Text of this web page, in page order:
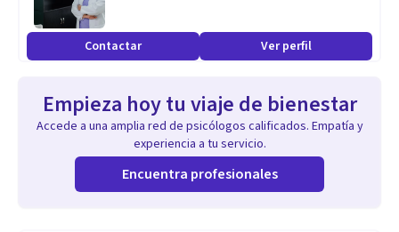
Contactar Ver perfil
Empieza hoy tu viaje de bienestar
Accede a una amplia red de psicólogos calificados. Empatía y
experiencia a tu servicio.
Encuentra profesionales